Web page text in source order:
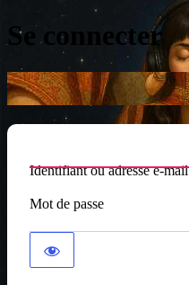
Se connecter
Identifiant ou adresse e-mail
Mot de passe